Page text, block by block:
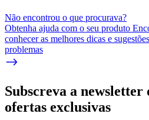
Não encontrou o que procurava?
Obtenha ajuda com o seu produto
conhecer as melhores dicas e
problemas
Subscreva a
ofertas exclusivas